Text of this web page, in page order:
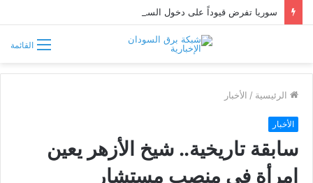
القائمة
الرئيسية / الأخبار
الأخبار
سابقة تاريخية.. شيخ الأزهر يعين
امرأة في منصب مستشار